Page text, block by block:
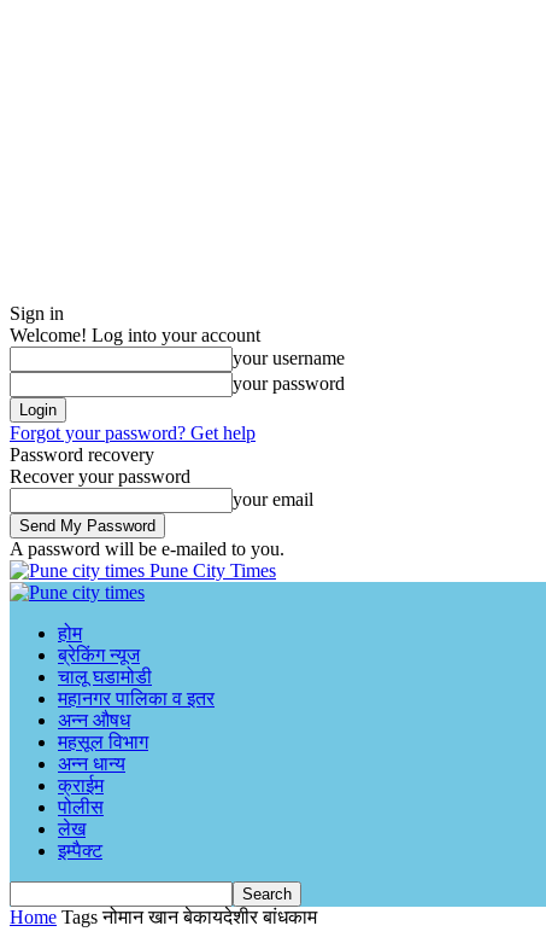
Sign in
Welcome! Log into your account
your username
your password
Forgot your password? Get help
Password recovery
Recover your password
your email
A password will be e-mailed to you.
Pune City Times
होम
ब्रेकिंग न्यूज
चालू घडामोडी
महानगर पालिका व इतर
अन्न औषध
महसूल विभाग
अन्न धान्य
क्राईम
पोलीस
लेख
इम्पैक्ट
Home Tags नोमान खान बेकायदेशीर बांधकाम